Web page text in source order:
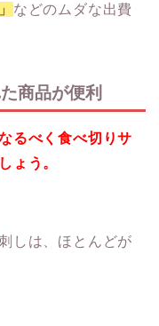
などのムダな出費
商品が便利
るべく食べ切りサ
ょう。
しは、ほとんどが